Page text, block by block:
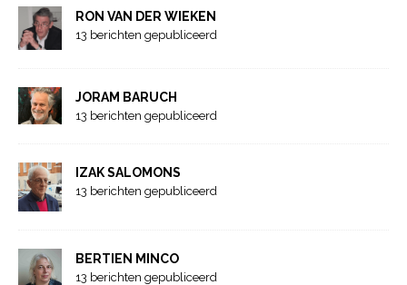
RON VAN DER WIEKEN
13 berichten gepubliceerd
JORAM BARUCH
13 berichten gepubliceerd
IZAK SALOMONS
13 berichten gepubliceerd
BERTIEN MINCO
13 berichten gepubliceerd